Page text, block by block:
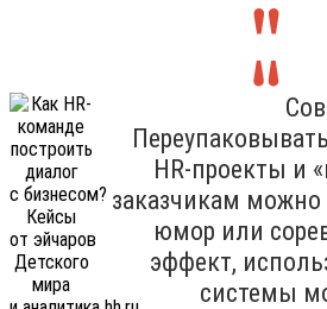
HR-проекты и
заказчикам можно
юмор или
эффект,
системы